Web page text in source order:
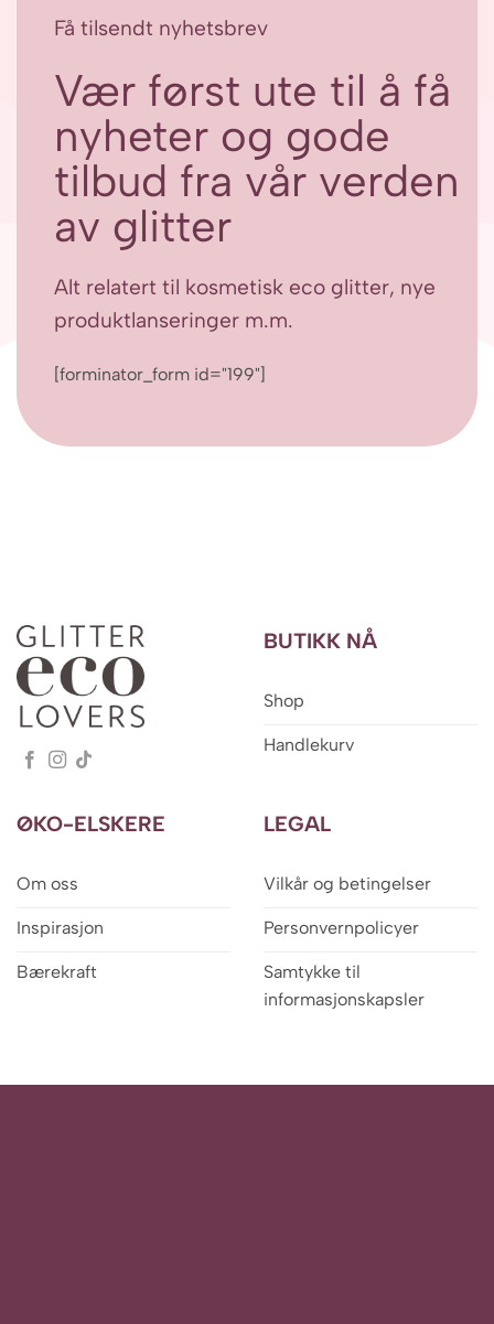
Få tilsendt nyhetsbrev
Vær først ute til å få
nyheter og gode
tilbud fra vår verden
av glitter
Alt relatert til kosmetisk eco glitter, nye
produktlanseringer m.m.
[forminator_form id="199"]
BUTIKK NÅ
Shop
Handlekurv
ØKO-ELSKERE
Om oss
Inspirasjon
Bærekraft
LEGAL
Vilkår og betingelser
Personvernpolicyer
Samtykke til
informasjonskapsler